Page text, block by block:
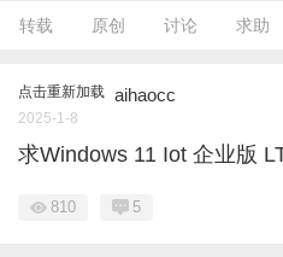
转载 原创 讨论 求助
点击重新加载 aihaocc
2025-1-8
求Windows 11 Iot 企业版
810 5